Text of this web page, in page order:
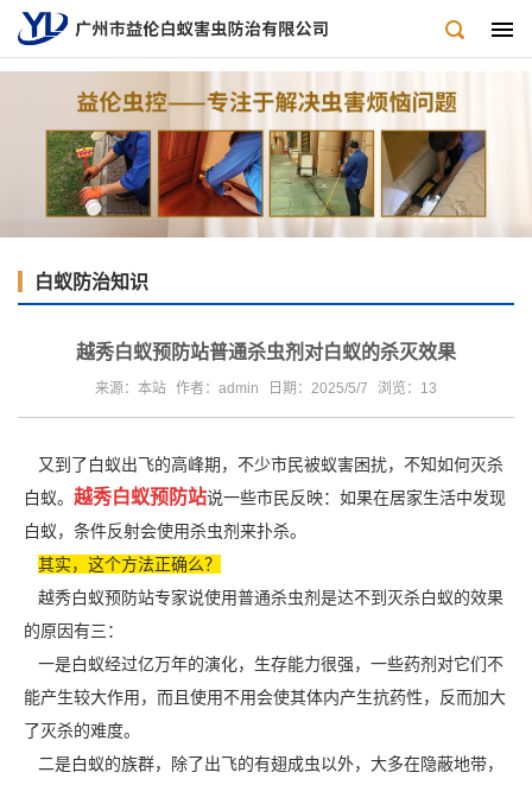
白蚁防治知识
越秀白蚁预防站普通杀虫剂对白蚁的杀灭效果
来源：本站 作者：admin 日期：2025/5/7 浏览： 13
又到了白蚁出飞的高峰期，不少市民被蚁害困扰，不知如何灭杀
白蚁。 越秀白蚁预防站说一些市民反映：如果在居家生活中发现
白蚁，条件反射会使用杀虫剂来扑杀。
其实，这个方法正确么？
越秀白蚁预防站专家说使用普通杀虫剂是达不到灭杀白蚁的效果
的原因有三：
一是白蚁经过亿万年的演化，生存能力很强，一些药剂对它们不
能产生较大作用，而且使用不用会使其体内产生抗药性，反而加大
了灭杀的难度。
二是白蚁的族群，除了出飞的有翅成虫以外，大多在隐蔽地带，